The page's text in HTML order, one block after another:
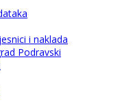
i naklada
Podravski